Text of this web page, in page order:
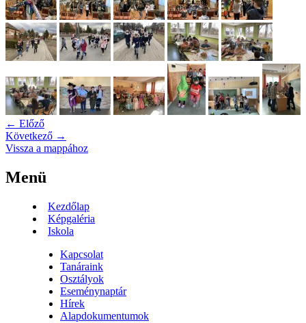
← Előző
Következő →
Vissza a mappához
Menü
Kezdőlap
Képgaléria
Iskola
Kapcsolat
Tanáraink
Osztályok
Eseménynaptár
Hírek
Alapdokumentumok